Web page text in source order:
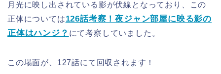
月光に映し出されている影が伏線となっており、この
正体については126話考察！夜ジャン部屋に映る影の
正体はハンジ？ にて考察していました。
この場面が、127話にて回収されます！